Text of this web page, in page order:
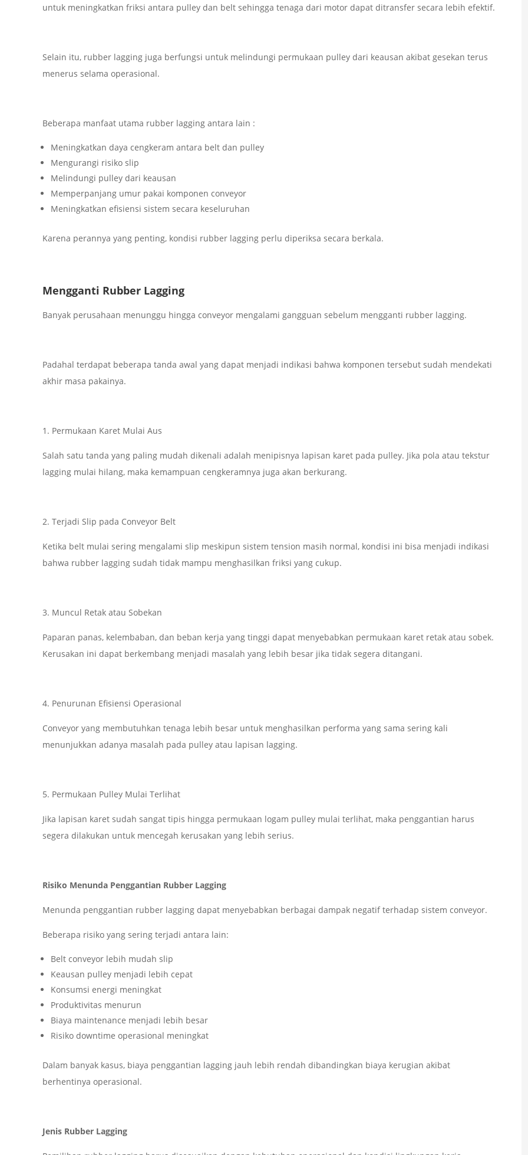
untuk meningkatkan friksi antara pulley dan belt sehingga tenaga dari motor dapat ditransfer secara lebih efektif.
Selain itu, rubber lagging juga berfungsi untuk melindungi permukaan pulley dari keausan akibat gesekan terus
menerus selama operasional.
Beberapa manfaat utama rubber lagging antara lain :
Meningkatkan daya cengkeram antara belt dan pulley
Mengurangi risiko slip
Melindungi pulley dari keausan
Memperpanjang umur pakai komponen conveyor
Meningkatkan efisiensi sistem secara keseluruhan
Karena perannya yang penting, kondisi rubber lagging perlu diperiksa secara berkala.
Mengganti Rubber Lagging
Banyak perusahaan menunggu hingga conveyor mengalami gangguan sebelum mengganti rubber lagging.
Padahal terdapat beberapa tanda awal yang dapat menjadi indikasi bahwa komponen tersebut sudah mendekati
akhir masa pakainya.
1. Permukaan Karet Mulai Aus
Salah satu tanda yang paling mudah dikenali adalah menipisnya lapisan karet pada pulley. Jika pola atau tekstur
lagging mulai hilang, maka kemampuan cengkeramnya juga akan berkurang.
2. Terjadi Slip pada Conveyor Belt
Ketika belt mulai sering mengalami slip meskipun sistem tension masih normal, kondisi ini bisa menjadi indikasi
bahwa rubber lagging sudah tidak mampu menghasilkan friksi yang cukup.
3. Muncul Retak atau Sobekan
Paparan panas, kelembaban, dan beban kerja yang tinggi dapat menyebabkan permukaan karet retak atau sobek.
Kerusakan ini dapat berkembang menjadi masalah yang lebih besar jika tidak segera ditangani.
4. Penurunan Efisiensi Operasional
Conveyor yang membutuhkan tenaga lebih besar untuk menghasilkan performa yang sama sering kali
menunjukkan adanya masalah pada pulley atau lapisan lagging.
5. Permukaan Pulley Mulai Terlihat
Jika lapisan karet sudah sangat tipis hingga permukaan logam pulley mulai terlihat, maka penggantian harus
segera dilakukan untuk mencegah kerusakan yang lebih serius.
Risiko Menunda Penggantian Rubber Lagging
Menunda penggantian rubber lagging dapat menyebabkan berbagai dampak negatif terhadap sistem conveyor.
Beberapa risiko yang sering terjadi antara lain:
Belt conveyor lebih mudah slip
Keausan pulley menjadi lebih cepat
Konsumsi energi meningkat
Produktivitas menurun
Biaya maintenance menjadi lebih besar
Risiko downtime operasional meningkat
Dalam banyak kasus, biaya penggantian lagging jauh lebih rendah dibandingkan biaya kerugian akibat
berhentinya operasional.
Jenis Rubber Lagging